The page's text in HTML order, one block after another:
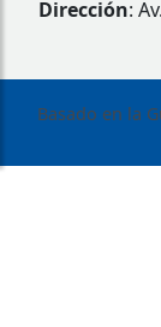
Dirección:
Basado en la